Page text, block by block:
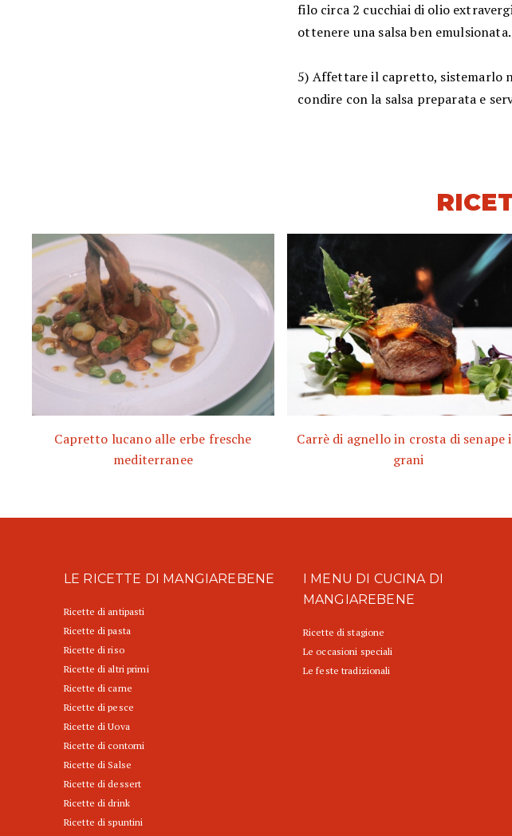
filo circa 2 cucchiai di olio
ottenere una salsa ben emulsionata.
5) Affettare il capretto, sistemarlo
condire con la salsa preparata e
Capretto lucano alle erbe fresche
mediterranee
Carrè di agnello in crosta di senape
grani
LE RICETTE DI MANGIAREBENE
Ricette di antipasti
Ricette di pasta
Ricette di riso
Ricette di altri primi
Ricette di carne
Ricette di pesce
Ricette di Uova
Ricette di contorni
Ricette di Salse
Ricette di dessert
Ricette di drink
Ricette di spuntini
I MENU DI CUCINA DI
MANGIAREBENE
Ricette di stagione
Le occasioni speciali
Le feste tradizionali